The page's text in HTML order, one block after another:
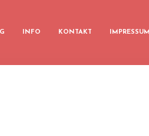
INFO KONTAKT IMPRESSUM